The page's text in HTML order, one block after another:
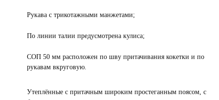
Рукава с трикотажными манжетами;
По линии талии предусмотрена кулиса;
СОП 50 мм расположен по шву притачивания кокетки и по
рукавам вкруговую.
Утеплённые с притачным широким простеганным поясом, с